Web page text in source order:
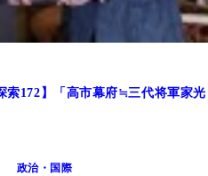
索172】「高市幕府≒三代将軍家光
政治・国際